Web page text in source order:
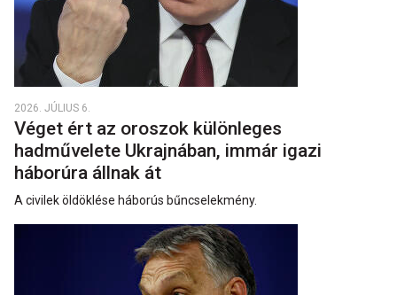
2026. JÚLIUS 6.
Véget ért az oroszok különleges
hadművelete Ukrajnában, immár igazi
háborúra állnak át
A civilek öldöklése háborús bűncselekmény.